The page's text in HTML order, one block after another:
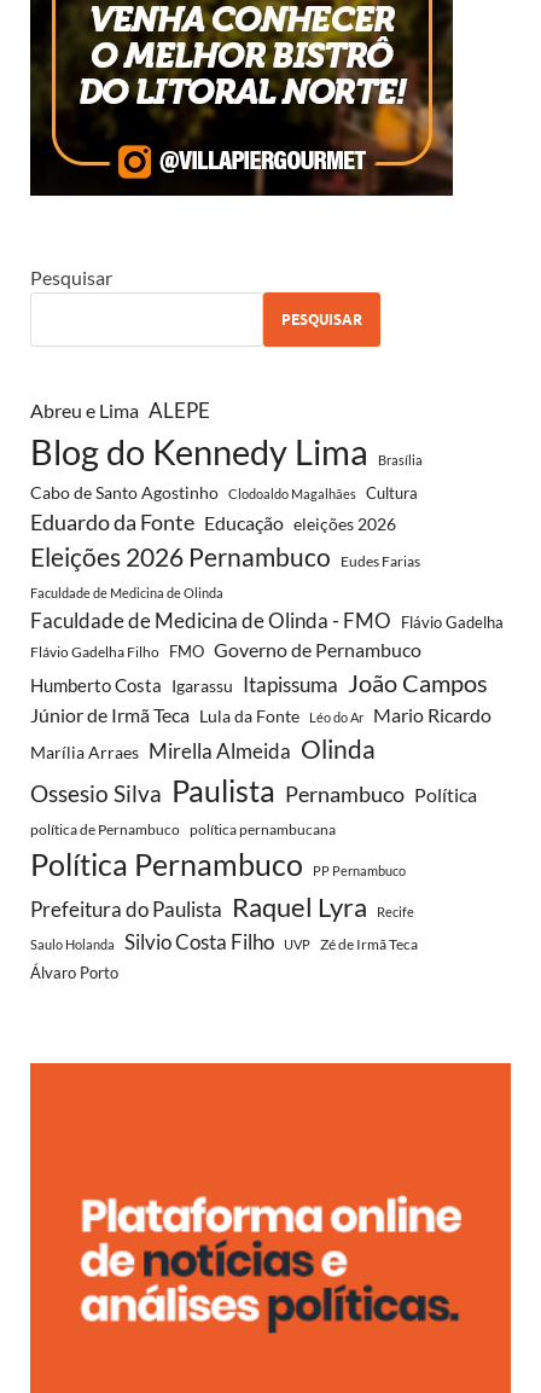
Pesquisar
PESQUISAR
Abreu e Lima ALEPE
Blog do Kennedy Lima Brasília
Cabo de Santo Agostinho Clodoaldo Magalhães Cultura
Eduardo da Fonte Educação eleições 2026
Eleições 2026 Pernambuco Eudes Farias
Faculdade de Medicina de Olinda
Faculdade de Medicina de Olinda - FMO Flávio Gadelha
Flávio Gadelha Filho FMO Governo de Pernambuco
Humberto Costa Igarassu Itapissuma João Campos
Júnior de Irmã Teca Lula da Fonte Léo do Ar Mario Ricardo
Marília Arraes Mirella Almeida Olinda
Ossesio Silva Paulista Pernambuco Política
política de Pernambuco política pernambucana
Política Pernambuco PP Pernambuco
Prefeitura do Paulista Raquel Lyra Recife
Saulo Holanda Silvio Costa Filho UVP Zé de Irmã Teca
Álvaro Porto